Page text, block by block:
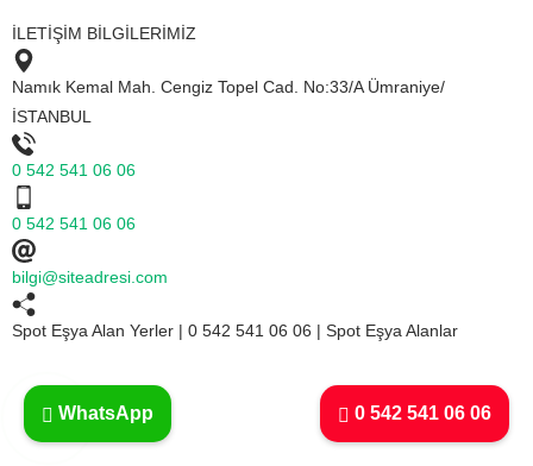
İLETİŞİM BİLGİLERİMİZ
Namık Kemal Mah. Cengiz Topel Cad. No:33/A Ümraniye/
İSTANBUL
0 542 541 06 06
0 542 541 06 06
bilgi@siteadresi.com
Spot Eşya Alan Yerler | 0 542 541 06 06 | Spot Eşya Alanlar
0 542 541 06 06
WhatsApp